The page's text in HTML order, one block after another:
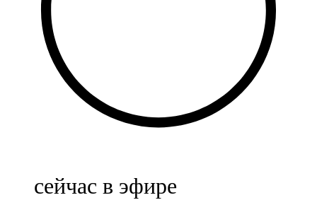
104,9 FM
Баулы
107,5 FM
Биләр
Болгар
сейчас в эфире